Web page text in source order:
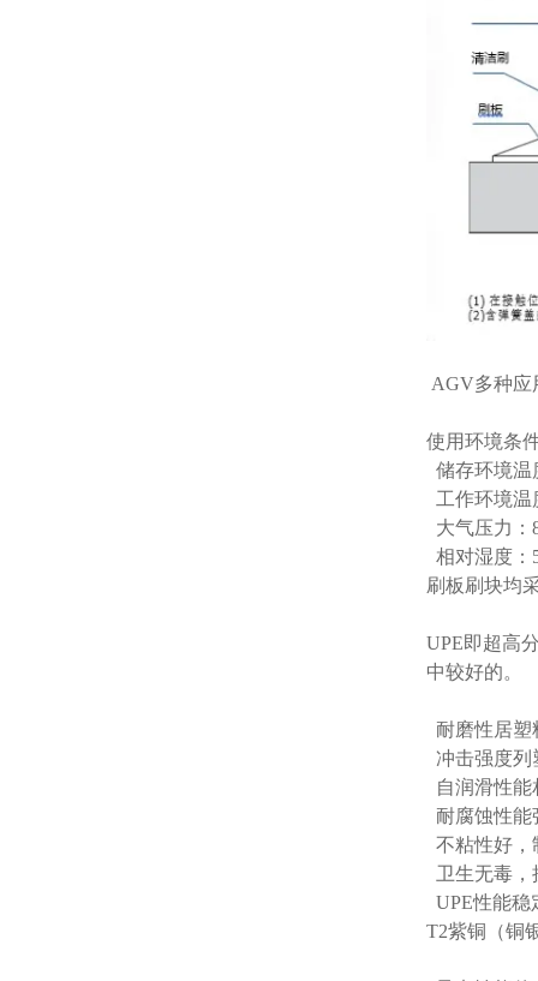
AGV多种应
使用环境条
储存环境
工作环境
大气压力：
相对湿度：
刷板刷块均
UPE即超高
中较好的。
耐磨性居塑
冲击强度
自润滑性能
耐腐蚀性能
不粘性好，
卫生无毒，
UPE性能
T2紫铜（铜